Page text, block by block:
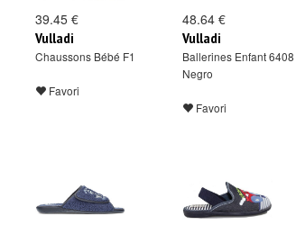
39.45 €
Vulladi
Chaussons Bébé F1
Favori
48.64 €
Vulladi
Ballerines Enfant 6408
Negro
Favori